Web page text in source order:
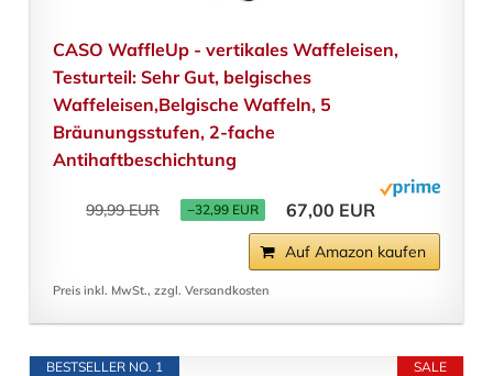
CASO WaffleUp - vertikales Waffeleisen,
Testurteil: Sehr Gut, belgisches
Waffeleisen,Belgische Waffeln, 5
Bräunungsstufen, 2-fache
Antihaftbeschichtung
99,99 EUR −32,99 EUR 67,00 EUR
Auf Amazon kaufen
Preis inkl. MwSt., zzgl. Versandkosten
SALE
BESTSELLER NO. 1